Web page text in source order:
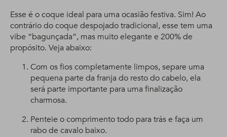
Esse é o coque ideal para uma ocasião festiva. Sim! Ao
contrário do coque despojado tradicional, esse tem uma
vibe “bagunçada”, mas muito elegante e 200% de
propósito. Veja abaixo:
Com os fios completamente limpos, separe uma
pequena parte da franja do resto do cabelo, ela
será parte importante para uma finalização
charmosa.
Penteie o comprimento todo para trás e faça um
rabo de cavalo baixo.